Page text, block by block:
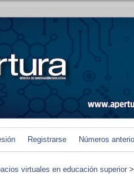
Registrarse Números
virtuales en educación superior